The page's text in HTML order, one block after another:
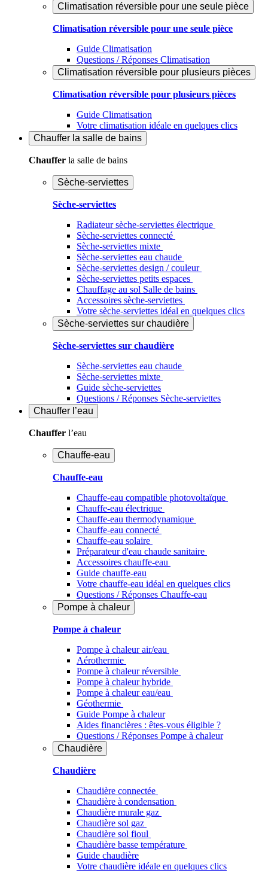
Climatisation réversible pour une seule pièce
Climatisation réversible pour une seule pièce
Guide Climatisation
Questions / Réponses Climatisation
Climatisation réversible pour plusieurs pièces
Climatisation réversible pour plusieurs pièces
Guide Climatisation
Votre climatisation idéale en quelques clics
Chauffer la salle de bains
Chauffer la salle de bains
Sèche-serviettes
Sèche-serviettes
Radiateur sèche-serviettes électrique
Sèche-serviettes connecté
Sèche-serviettes mixte
Sèche-serviettes eau chaude
Sèche-serviettes design / couleur
Sèche-serviettes petits espaces
Chauffage au sol Salle de bains
Accessoires sèche-serviettes
Votre sèche-serviettes idéal en quelques clics
Sèche-serviettes sur chaudière
Sèche-serviettes sur chaudière
Sèche-serviettes eau chaude
Sèche-serviettes mixte
Guide sèche-serviettes
Questions / Réponses Sèche-serviettes
Chauffer l’eau
Chauffer l’eau
Chauffe-eau
Chauffe-eau
Chauffe-eau compatible photovoltaïque
Chauffe-eau électrique
Chauffe-eau thermodynamique
Chauffe-eau connecté
Chauffe-eau solaire
Préparateur d'eau chaude sanitaire
Accessoires chauffe-eau
Guide chauffe-eau
Votre chauffe-eau idéal en quelques clics
Questions / Réponses Chauffe-eau
Pompe à chaleur
Pompe à chaleur
Pompe à chaleur air/eau
Aérothermie
Pompe à chaleur réversible
Pompe à chaleur hybride
Pompe à chaleur​ eau/eau
Géothermie
Guide Pompe à chaleur
Aides financières : êtes-vous éligible ?
Questions / Réponses Pompe à chaleur
Chaudière
Chaudière
Chaudière connectée
Chaudière à condensation
Chaudière murale gaz
Chaudière sol gaz
Chaudière sol fioul
Chaudière basse température
Guide chaudière
Votre chaudière idéale en quelques clics